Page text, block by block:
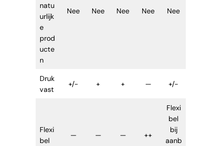
natu
urlijk
e
prod
ucte
n
Nee Nee Nee Nee Nee
Druk
vast
+/- + + — +/-
Flexi
bel
— — — ++
Flexi
bel
bij
aanb